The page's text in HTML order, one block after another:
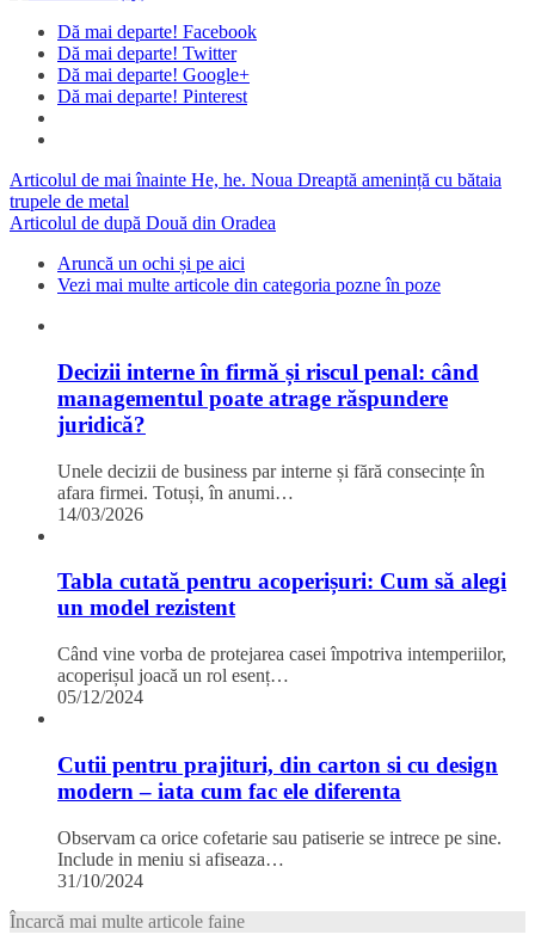
Dă mai departe! Facebook
Dă mai departe! Twitter
Dă mai departe! Google+
Dă mai departe! Pinterest
Articolul de mai înainte He, he. Noua Dreaptă amenință cu bătaia
trupele de metal
Articolul de după Două din Oradea
Aruncă un ochi și pe aici
Vezi mai multe articole din categoria pozne în poze
Decizii interne în firmă și riscul penal: când
managementul poate atrage răspundere
juridică?
Unele decizii de business par interne și fără consecințe în
afara firmei. Totuși, în anumi…
14/03/2026
Tabla cutată pentru acoperișuri: Cum să alegi
un model rezistent
Când vine vorba de protejarea casei împotriva intemperiilor,
acoperișul joacă un rol esenț…
05/12/2024
Cutii pentru prajituri, din carton si cu design
modern – iata cum fac ele diferenta
Observam ca orice cofetarie sau patiserie se intrece pe sine.
Include in meniu si afiseaza…
31/10/2024
Încarcă mai multe articole faine